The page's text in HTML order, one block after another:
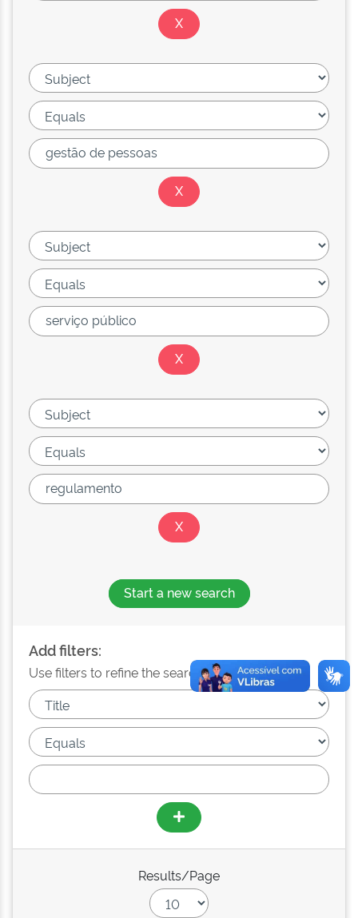
Start a new search
Add filters:
Use filters to refine the search results.
Results/Page